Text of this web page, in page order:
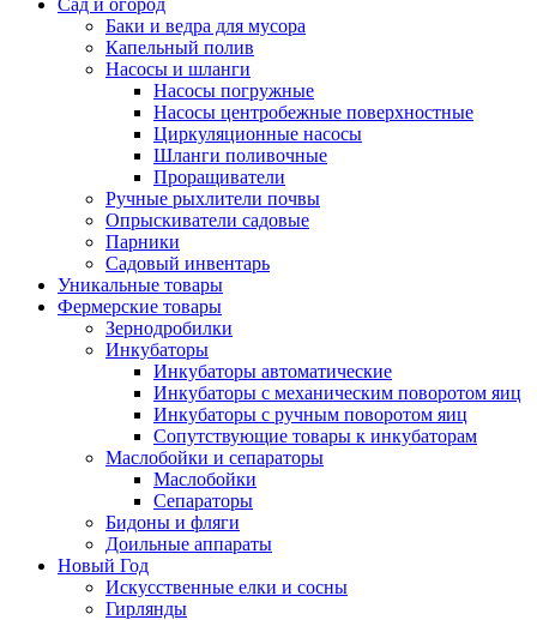
Баки и ведра для мусора
Капельный полив
Насосы и шланги
Насосы погружные
Насосы центробежные поверхностные
Циркуляционные насосы
Шланги поливочные
Проращиватели
Ручные рыхлители почвы
Опрыскиватели садовые
Парники
Садовый инвентарь
Уникальные товары
Фермерские товары
Зернодробилки
Инкубаторы
Инкубаторы автоматические
Инкубаторы с механическим поворотом яиц
Инкубаторы с ручным поворотом яиц
Сопутствующие товары к инкубаторам
Маслобойки и сепараторы
Маслобойки
Сепараторы
Бидоны и фляги
Доильные аппараты
Новый Год
Искусственные елки и сосны
Гирлянды